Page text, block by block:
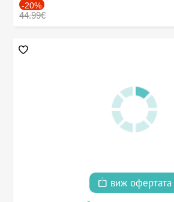
-20%
44.99€
виж офертата